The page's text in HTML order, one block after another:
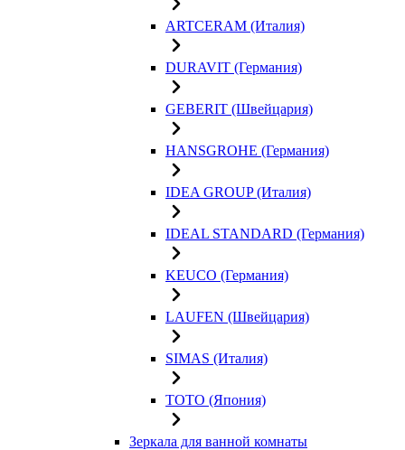
ARTCERAM (Италия)
DURAVIT (Германия)
GEBERIT (Швейцария)
HANSGROHE (Германия)
IDEA GROUP (Италия)
IDEAL STANDARD (Германия)
KEUCO (Германия)
LAUFEN (Швейцария)
SIMAS (Италия)
TOTO (Япония)
Зеркала для ванной комнаты